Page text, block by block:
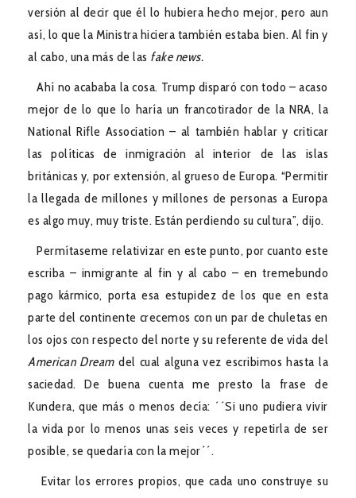
versión al decir que él lo hubiera hecho mejor, pero aun
así, lo que la Ministra hiciera también estaba bien. Al fin y
al cabo, una más de las fake news.
Ahí no acababa la cosa. Trump disparó con todo – acaso
mejor de lo que lo haría un francotirador de la NRA, la
National Rifle Association – al también hablar y criticar
las políticas de inmigración al interior de las islas
británicas y, por extensión, al grueso de Europa. “Permitir
la llegada de millones y millones de personas a Europa
es algo muy, muy triste. Están perdiendo su cultura”, dijo.
Permítaseme relativizar en este punto, por cuanto este
escriba – inmigrante al fin y al cabo – en tremebundo
pago kármico, porta esa estupidez de los que en esta
parte del continente crecemos con un par de chuletas en
los ojos con respecto del norte y su referente de vida del
American Dreamdel cual alguna vez escribimos hasta la
saciedad. De buena cuenta me presto la frase de
Kundera, que más o menos decía: ´´Si uno pudiera vivir
la vida por lo menos unas seis veces y repetirla de ser
posible, se quedaría con la mejor´´.
Evitar los errores propios, que cada uno construye su